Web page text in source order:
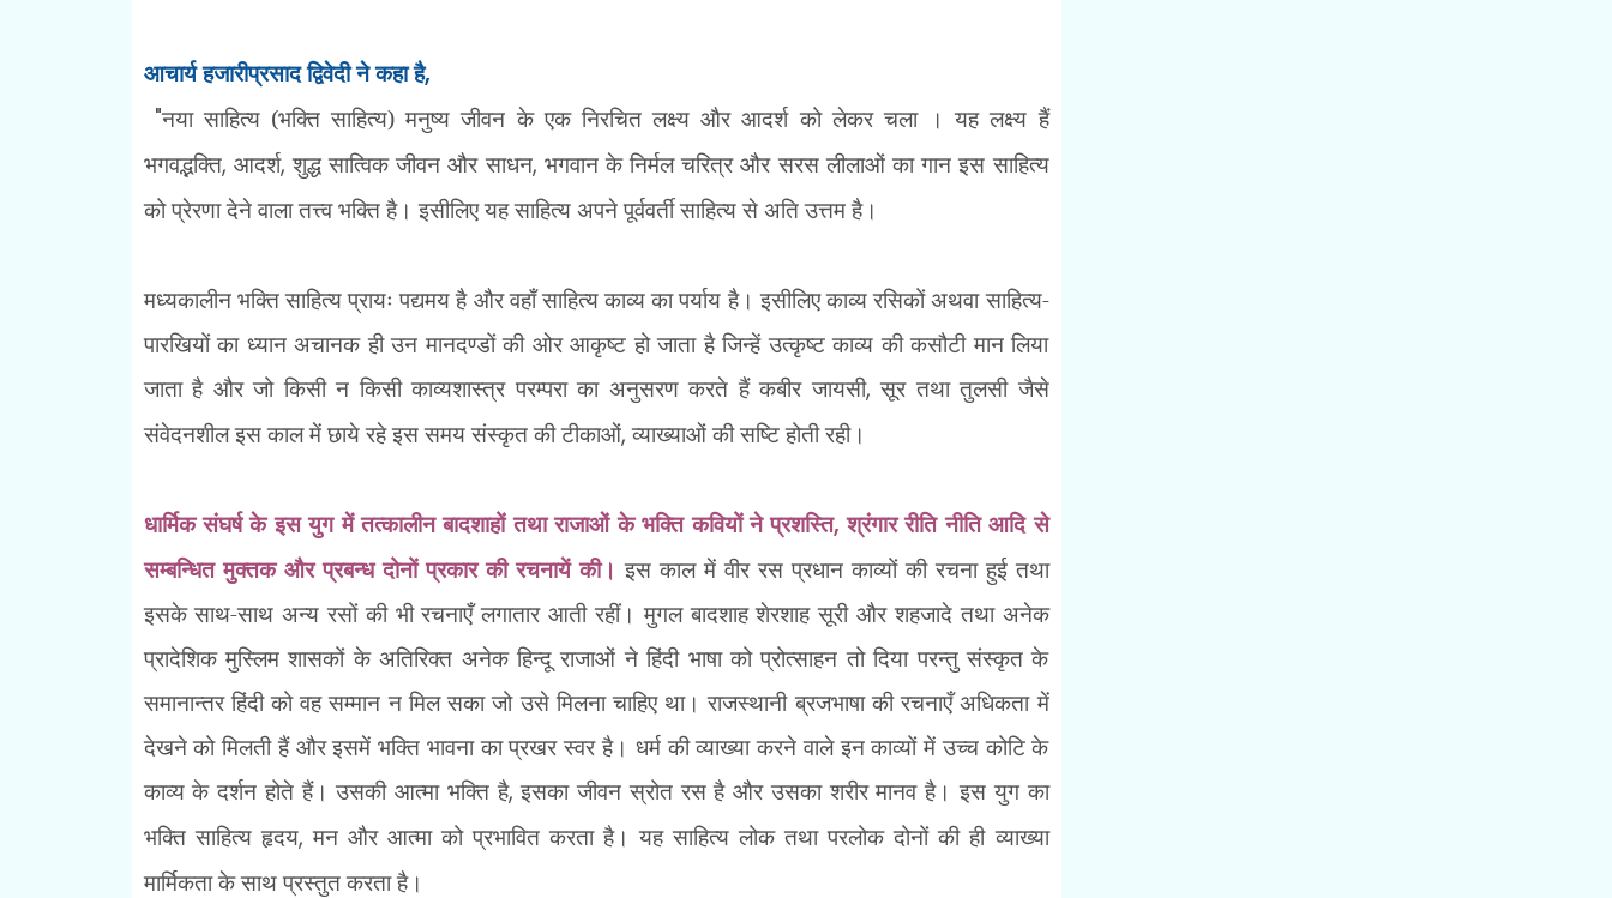
आचार्य हजारीप्रसाद द्विवेदी ने कहा है,
"नया साहित्य (भक्ति साहित्य) मनुष्य जीवन के एक निरचित लक्ष्य और आदर्श को लेकर चला । यह लक्ष्य हैं
भगवद्भक्ति, आदर्श,शुद्ध सात्विक जीवन और साधन, भगवान के निर्मल चरित्र और सरस लीलाओं का गान इस साहित्य
को प्रेरणा देने वाला तत्त्व भक्ति है। इसीलिए यह साहित्य अपने पूर्ववर्ती साहित्य से अति उत्तम है।
मध्यकालीन भक्ति साहित्य प्रायः पद्यमय है और वहाँ साहित्य काव्य का पर्याय है। इसीलिए काव्य रसिकों अथवा साहित्य-
पारखियों का ध्यान अचानक ही उन मानदण्डों की ओर आकृष्ट हो जाता है जिन्हें उत्कृष्ट काव्य की कसौटी मान लिया
जाता है और जो किसी न किसी काव्यशास्त्र परम्परा का अनुसरण करते हैं कबीर जायसी,सूर तथा तुलसी जैसे
संवेदनशील इस काल में छाये रहे इस समय संस्कृत की टीकाओं,व्याख्याओं की सष्टि होती रही।
धार्मिक संघर्ष के इस युग में तत्कालीन बादशाहों तथा राजाओं के भक्ति कवियों ने प्रशस्ति,श्रंगार रीति नीति आदि से
सम्बन्धित मुक्तक और प्रबन्ध दोनों प्रकार की रचनायें की। इस काल में वीर रस प्रधान काव्यों की रचना हुई तथा
इसके साथ-साथ अन्य रसों की भी रचनाएँ लगातार आती रहीं। मुगल बादशाह शेरशाह सूरी और शहजादे तथा अनेक
प्रादेशिक मुस्लिम शासकों के अतिरिक्त अनेक हिन्दू राजाओं ने हिंदी भाषा को प्रोत्साहन तो दिया परन्तु संस्कृत के
समानान्तर हिंदी को वह सम्मान न मिल सका जो उसे मिलना चाहिए था। राजस्थानी ब्रजभाषा की रचनाएँ अधिकता में
देखने को मिलती हैं और इसमें भक्ति भावना का प्रखर स्वर है। धर्म की व्याख्या करने वाले इन काव्यों में उच्च कोटि के
काव्य के दर्शन होते हैं। उसकी आत्मा भक्ति है,इसका जीवन स्रोत रस है और उसका शरीर मानव है। इस युग का
भक्ति साहित्य हृदय,मन और आत्मा को प्रभावित करता है। यह साहित्य लोक तथा परलोक दोनों की ही व्याख्या
मार्मिकता के साथ प्रस्तुत करता है।